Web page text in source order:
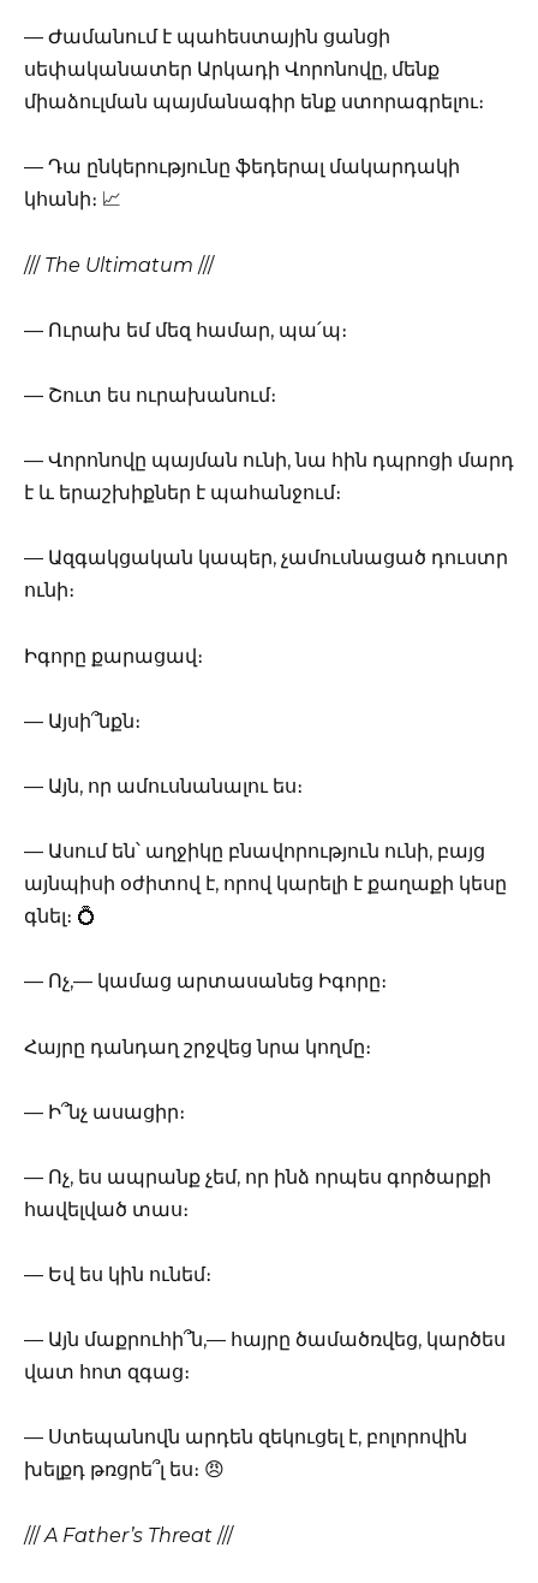
— Ժամանում է պահեստային ցանցի
սեփականատեր Արկադի Վորոնովը, մենք
միաձուլման պայմանագիր ենք ստորագրելու։
— Դա ընկերությունը ֆեդերալ մակարդակի
կհանի։ 📈
/// The Ultimatum ///
— Ուրախ եմ մեզ համար, պա՛պ։
— Շուտ ես ուրախանում։
— Վորոնովը պայման ունի, նա հին դպրոցի մարդ
է և երաշխիքներ է պահանջում։
— Ազգակցական կապեր, չամուսնացած դուստր
ունի։
Իգորը քարացավ։
— Այսի՞նքն։
— Այն, որ ամուսնանալու ես։
— Ասում են՝ աղջիկը բնավորություն ունի, բայց
այնպիսի օժիտով է, որով կարելի է քաղաքի կեսը
գնել։ 💍
— Ոչ,— կամաց արտասանեց Իգորը։
Հայրը դանդաղ շրջվեց նրա կողմը։
— Ի՞նչ ասացիր։
— Ոչ, ես ապրանք չեմ, որ ինձ որպես գործարքի
հավելված տաս։
— Եվ ես կին ունեմ։
— Այն մաքրուհի՞ն,— հայրը ծամածռվեց, կարծես
վատ հոտ զգաց։
— Ստեպանովն արդեն զեկուցել է, բոլորովին
խելքդ թռցրե՞լ ես։ 😠
///A Father’s Threat ///